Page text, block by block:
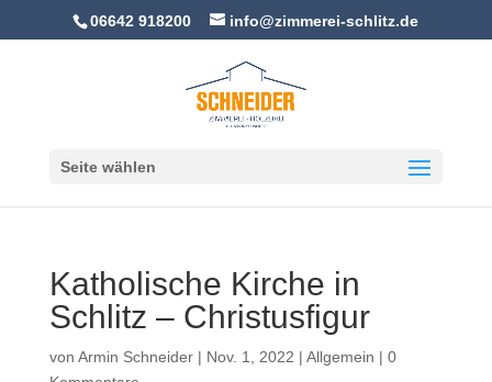
06642 918200 info@zimmerei-schlitz.de
Seite wählen
Katholische Kirche in
Schlitz – Christusfigur
von Armin Schneider| Nov. 1, 2022 | Allgemein | 0